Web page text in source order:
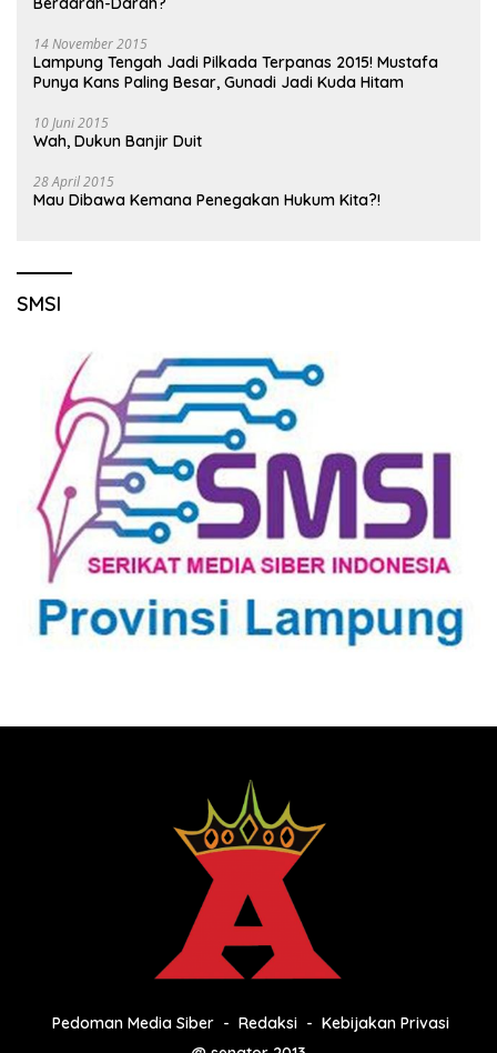
14 November 2015
Lampung Tengah Jadi Pilkada Terpanas 2015! Mustafa
Punya Kans Paling Besar, Gunadi Jadi Kuda Hitam
10 Juni 2015
Wah, Dukun Banjir Duit
28 April 2015
Mau Dibawa Kemana Penegakan Hukum Kita?!
SMSI
Pedoman Media Siber Redaksi
Kebijakan Privasi